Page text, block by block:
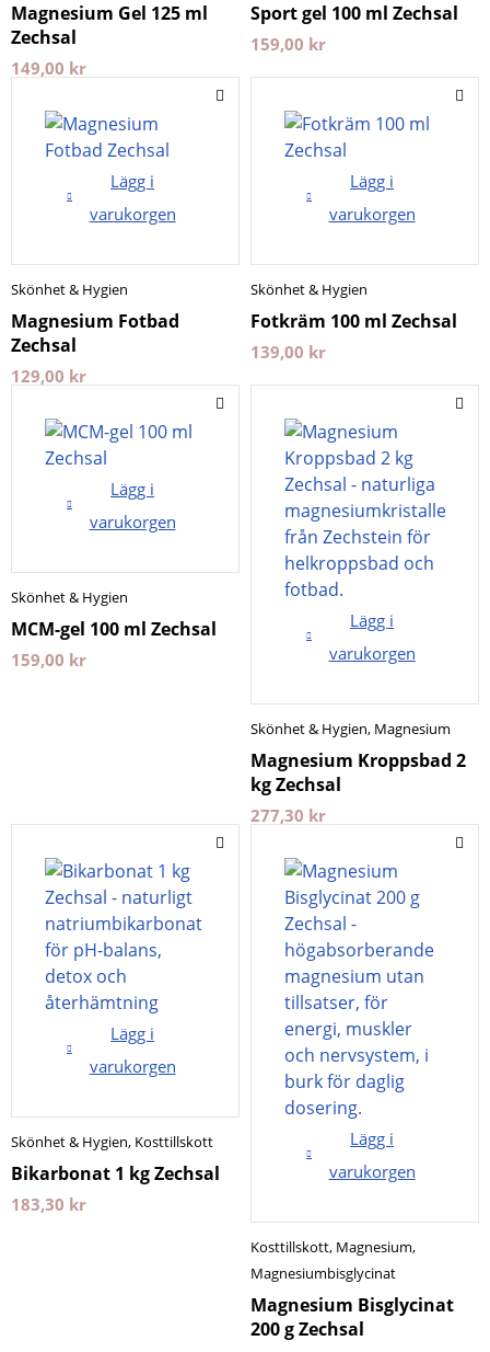
Magnesium Gel 125 ml
Zechsal
149,00 kr
Sport gel 100 ml Zechsal
159,00 kr
Lägg i
varukorgen
Skönhet & Hygien
Magnesium Fotbad
Zechsal
129,00 kr
Lägg i
varukorgen
Skönhet & Hygien
Fotkräm 100 ml Zechsal
139,00 kr
Lägg i
varukorgen
Skönhet & Hygien
MCM-gel 100 ml Zechsal
159,00 kr
Lägg i
varukorgen
Skönhet & Hygien, Magnesium
Magnesium Kroppsbad 2
kg Zechsal
277,30 kr
Lägg i
varukorgen
Skönhet & Hygien, Kosttillskott
Bikarbonat 1 kg Zechsal
183,30 kr
Lägg i
varukorgen
Kosttillskott, Magnesium,
Magnesiumbisglycinat
Magnesium Bisglycinat
200 g Zechsal